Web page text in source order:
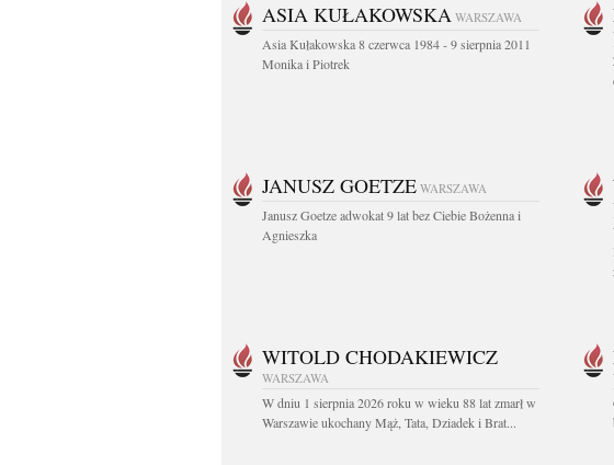
ASIA KUŁAKOWSKA WARSZAWA
Asia Kułakowska 8 czerwca 1984 - 9 sierpnia 2011
Monika i Piotrek
JANUSZ GOETZE WARSZAWA
Janusz Goetze adwokat 9 lat bez Ciebie Bożenna i
Agnieszka
WITOLD CHODAKIEWICZ
WARSZAWA
W dniu 1 sierpnia 2026 roku w wieku 88 lat zmarł w
Warszawie ukochany Mąż, Tata, Dziadek i Brat...